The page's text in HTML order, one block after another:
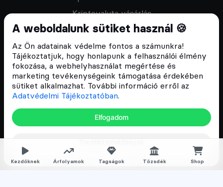
Kezdőknek Árfolyamok Tagságok Tőzsdék Shop
A weboldalunk sütiket használ 🍪
Az Ön adatainak védelme fontos a számunkra!
Tájékoztatjuk, hogy honlapunk a felhasználói élmény
fokozása, a webhelyhasználat megértése és
marketing tevékenységeink támogatása érdekében
sütiket alkalmazhat. További információ erről az
Adatvédelmi Tájékoztatóban.
Elfogadom
Kriptovaluta vásárlás
Oktató anyagok
Discord közösség
Csomagajánlatok
Kriptovaluta kezdőknek
Megapack
Nyilvános